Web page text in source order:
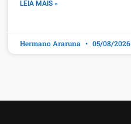
LEIA MAIS »
Hermano Araruna 05/08/2026